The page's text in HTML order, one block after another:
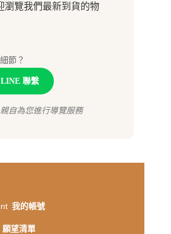
瀏覽我們最新到貨的物
節？
聯繫
自為您進行導覽服務
我的帳號
願望清單